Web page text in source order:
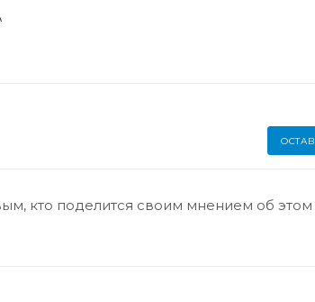
кто поделится своим мнением об этом